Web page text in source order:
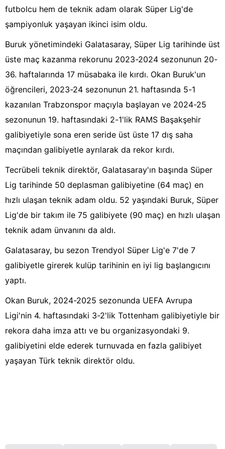
futbolcu hem de teknik adam olarak Süper Lig'de
şampiyonluk yaşayan ikinci isim oldu.
Buruk yönetimindeki Galatasaray, Süper Lig tarihinde üst
üste maç kazanma rekorunu 2023-2024 sezonunun 20-
36. haftalarında 17 müsabaka ile kırdı. Okan Buruk'un
öğrencileri, 2023-24 sezonunun 21. haftasında 5-1
kazanılan Trabzonspor maçıyla başlayan ve 2024-25
sezonunun 19. haftasındaki 2-1'lik RAMS Başakşehir
galibiyetiyle sona eren seride üst üste 17 dış saha
maçından galibiyetle ayrılarak da rekor kırdı.
Tecrübeli teknik direktör, Galatasaray'ın başında Süper
Lig tarihinde 50 deplasman galibiyetine (64 maç) en
hızlı ulaşan teknik adam oldu. 52 yaşındaki Buruk, Süper
Lig'de bir takım ile 75 galibiyete (90 maç) en hızlı ulaşan
teknik adam ünvanını da aldı.
Galatasaray, bu sezon Trendyol Süper Lig'e 7'de 7
galibiyetle girerek kulüp tarihinin en iyi lig başlangıcını
yaptı.
Okan Buruk, 2024-2025 sezonunda UEFA Avrupa
Ligi'nin 4. haftasındaki 3-2'lik Tottenham galibiyetiyle bir
rekora daha imza attı ve bu organizasyondaki 9.
galibiyetini elde ederek turnuvada en fazla galibiyet
yaşayan Türk teknik direktör oldu.